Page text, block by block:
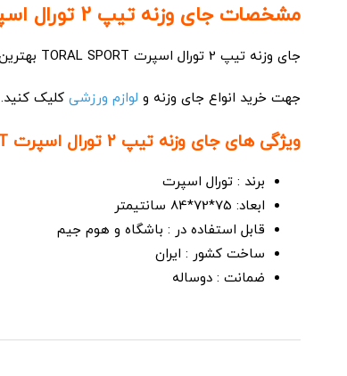
مشخصات جای وزنه تیپ 2 تورال اسپرت TORAL SPORT :
جای وزنه تیپ 2 تورال اسپرت TORAL SPORT بهترین و مناسب ترین وسیله جهت منظم و مرتب نگه داشتن محیط باشگاهها و هوم جیم ها است، که وظیفه ی نگهداری دمبل ها را به عهده دارد.
جهت خرید انواع جای وزنه و لوازم ورزشی کلیک کنید.
ویژگی های جای وزنه تیپ 2 تورال اسپرت TORAL SPORT :
برند : تورال اسپرت
ابعاد: 75*72*84 سانتیمتر
قابل استفاده در : باشگاه و هوم جیم
ساخت کشور : ایران
ضمانت : دوساله